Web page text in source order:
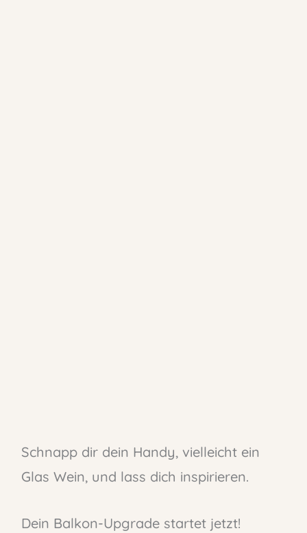
Schnapp dir dein Handy, vielleicht ein
Glas Wein, und lass dich inspirieren.
Dein Balkon-Upgrade startet jetzt!